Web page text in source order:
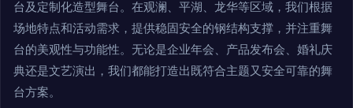
台及定制化造型舞台。在观澜、平湖、龙华等区域，我们根据
场地特点和活动需求，提供稳固安全的钢结构支撑，并注重舞
台的美观性与功能性。无论是企业年会、产品发布会、婚礼庆
典还是文艺演出，我们都能打造出既符合主题又安全可靠的舞
台方案。